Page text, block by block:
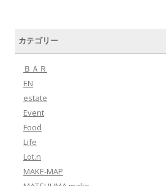
カテゴリー
ＢＡＲ
EN
estate
Event
Food
Life
Lot.n
MAKE-MAP